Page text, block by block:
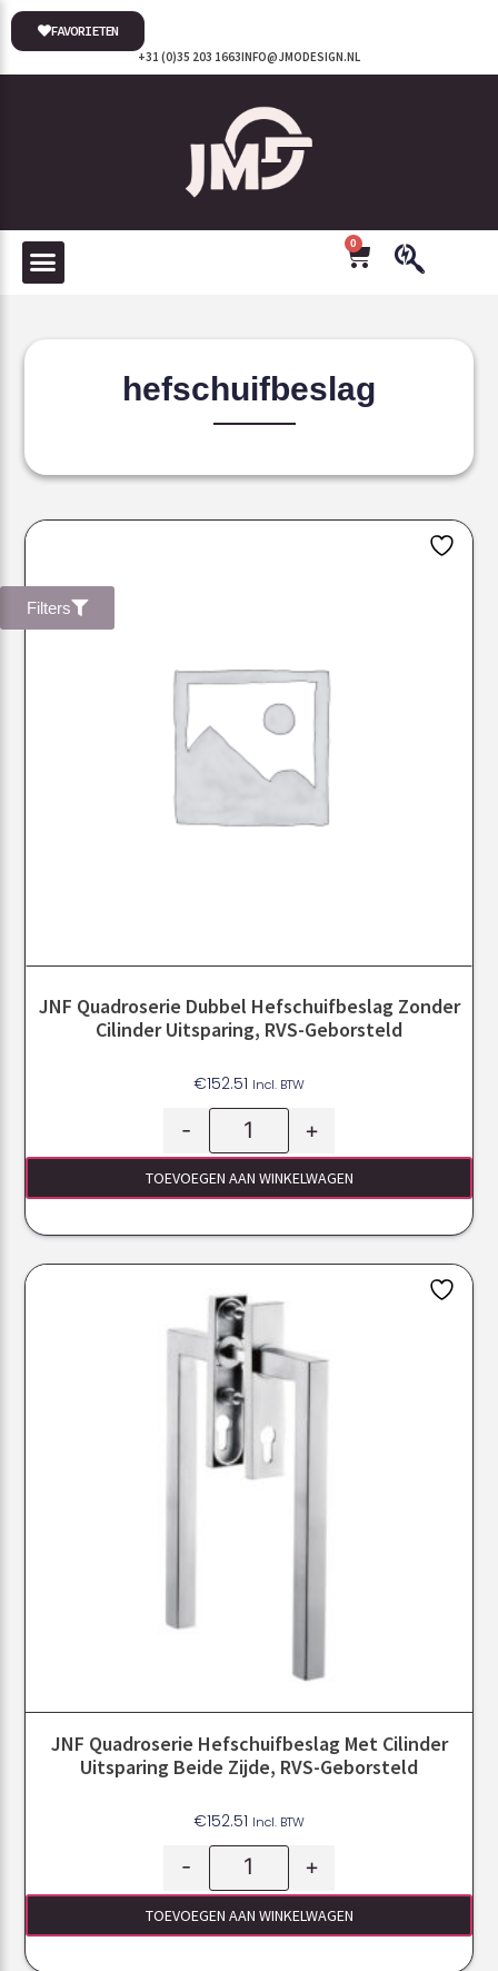
INFO@JMODESIGN.NL
+31 (0)35 203 1663
FAVORIETEN
0
hefschuifbeslag
Filters
JNF Quadroserie Dubbel Hefschuifbeslag Zonder
Cilinder Uitsparing, RVS-Geborsteld
€152.51 Incl. BTW
- +
TOEVOEGEN AAN WINKELWAGEN
JNF Quadroserie Hefschuifbeslag Met Cilinder
Uitsparing Beide Zijde, RVS-Geborsteld
€152.51 Incl. BTW
- +
TOEVOEGEN AAN WINKELWAGEN